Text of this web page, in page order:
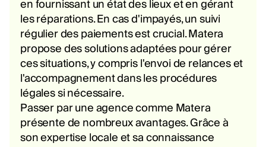
en fournissant un état des lieux et en gérant
les réparations. En cas d'impayés, un suivi
régulier des paiements est crucial. Matera
propose des solutions adaptées pour gérer
ces situations, y compris l'envoi de relances et
l'accompagnement dans les procédures
légales si nécessaire.
Passer par une agence comme Matera
présente de nombreux avantages. Grâce à
son expertise locale et sa connaissance